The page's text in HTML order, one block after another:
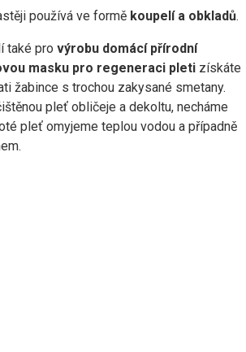
používá ve formě koupelí a obkladů.
také pro výrobu domácí přírodní
masku pro regeneraci pletizískáte
žabince s trochou zakysané smetany.
pleť obličeje a dekoltu, necháme
pleť omyjeme teplou vodou a případně